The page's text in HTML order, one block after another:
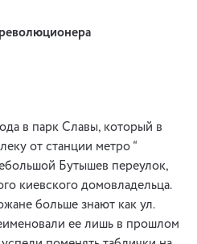
в парк Славы, который в
от станции метро “
Бутышев переулок,
киевского домовладельца.
больше знают как ул.
ее лишь в прошлом